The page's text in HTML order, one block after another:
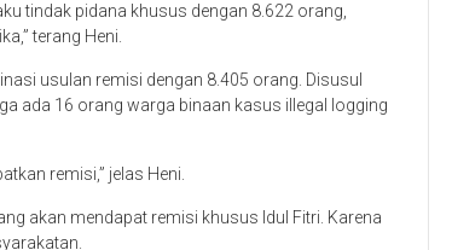
tindak pidana khusus dengan 8.622 orang,
terang Heni.
usulan remisi dengan 8.405 orang. Disusul
ada 16 orang warga binaan kasus illegal logging
remisi,” jelas Heni.
akan mendapat remisi khusus Idul Fitri. Karena